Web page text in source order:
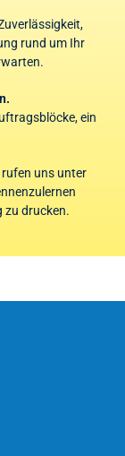
rund um Ihr
ein
uns unter
zu drucken.